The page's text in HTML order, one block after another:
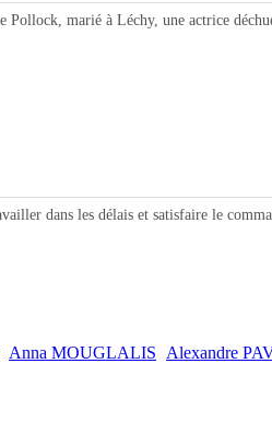
marié à Léchy, une actrice
dans les délais et satisfaire le
Anna MOUGLALIS Alexandre